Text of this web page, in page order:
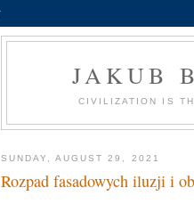
JAKUB
CIVILIZATION IS
SUNDAY, AUGUST 29, 2021
Rozpad fasadowych iluzji i